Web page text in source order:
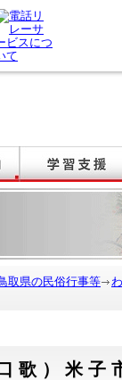
取県の民俗行事等
歌）米